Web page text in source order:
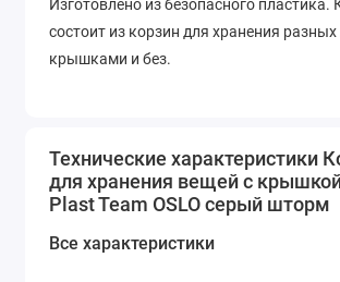
Изготовлено из безопасного пластика.
состоит из корзин для хранения
крышками и без.
Технические характеристики
для хранения вещей с
Plast Team OSLO серый шторм
Все характеристики